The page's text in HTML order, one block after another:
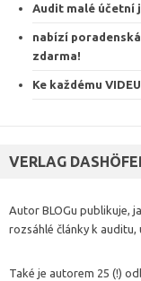
Audit malé účetní
nabízí
zdarma!
Ke každému
VERLAG
Autor BLOGu publikuje,
rozsáhlé články k auditu,
Také je autorem 25 (!)